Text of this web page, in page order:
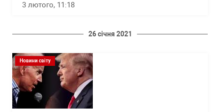
3 лютого, 11:18
26 січня 2021
Новини світу